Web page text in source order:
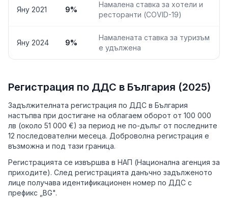
Яну 2021 9%
Намалена ставка за хотели и
ресторанти (COVID-19)
Яну 2024 9%
Намалената ставка за туризъм
е удължена
Регистрация по ДДС в България (2025)
Задължителната регистрация по ДДС в България
настъпва при достигане на облагаем оборот от 100 000
лв (около 51 000 €) за период не по-дълъг от последните
12 последователни месеца. Доброволна регистрация е
възможна и под тази граница.
Регистрацията се извършва в НАП (Национална агенция за
приходите). След регистрацията данъчно задълженото
лице получава идентификационен номер по ДДС с
префикс „BG".